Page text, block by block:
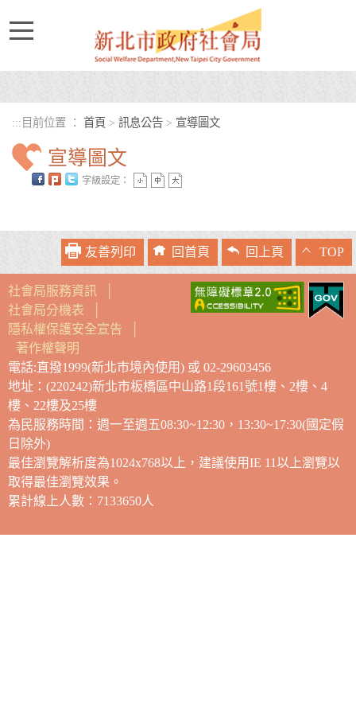
::: 目前位置 ： 首頁 > 訊息公告 > 宣導圖文
宣導圖文
字級設定：
友善列印 回首頁 回上頁 TOP
社會局服務資訊
社會局分機表
隱私權保護安全宣告
著作權聲明
電話:直撥1999(新北市境內使用) 或 02-29603456
地址：(220242)新北市板橋區中山路1段161號1樓、2樓、4
樓、22樓及25樓
為民服務時間：週一至週五08:30~12:30，13:30~17:30(國定假
日除外)
最佳瀏覽解析度為1024x768以上，建議使用IE 11以上瀏覽以
取得最佳瀏覽效果。
累計線上人數：7133650人